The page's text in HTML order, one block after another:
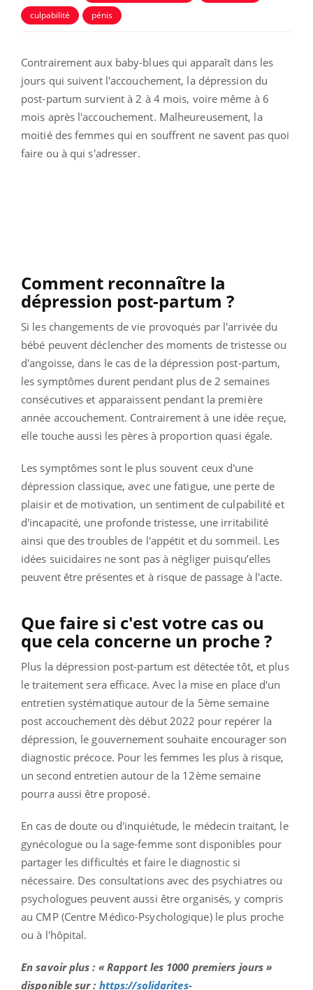
culpabilité
pénis
Contrairement aux baby-blues qui apparaît dans les
jours qui suivent l'accouchement, la dépression du
post-partum survient à 2 à 4 mois, voire même à 6
mois après l'accouchement. Malheureusement, la
moitié des femmes qui en souffrent ne savent pas quoi
faire ou à qui s'adresser.
Comment reconnaître la
dépression post-partum ?
Si les changements de vie provoqués par l'arrivée du
bébé peuvent déclencher des moments de tristesse ou
d'angoisse, dans le cas de la dépression post-partum,
les symptômes durent pendant plus de 2 semaines
consécutives et apparaissent pendant la première
année accouchement. Contrairement à une idée reçue,
elle touche aussi les pères à proportion quasi égale.
Les symptômes sont le plus souvent ceux d'une
dépression classique, avec une fatigue, une perte de
plaisir et de motivation, un sentiment de culpabilité et
d'incapacité, une profonde tristesse, une irritabilité
ainsi que des troubles de l'appétit et du sommeil. Les
idées suicidaires ne sont pas à négliger puisqu’elles
peuvent être présentes et à risque de passage à l'acte.
Que faire si c'est votre cas ou
que cela concerne un proche ?
Plus la dépression post-partum est détectée tôt, et plus
le traitement sera efficace. Avec la mise en place d'un
entretien systématique autour de la 5ème semaine
post accouchement dès début 2022 pour repérer la
dépression, le gouvernement souhaite encourager son
diagnostic précoce. Pour les femmes les plus à risque,
un second entretien autour de la 12ème semaine
pourra aussi être proposé.
En cas de doute ou d'inquiétude, le médecin traitant, le
gynécologue ou la sage-femme sont disponibles pour
partager les difficultés et faire le diagnostic si
nécessaire. Des consultations avec des psychiatres ou
psychologues peuvent aussi être organisés, y compris
au CMP (Centre Médico-Psychologique) le plus proche
ou à l'hôpital.
En savoir plus : « Rapport les 1000 premiers jours »
disponible sur : https://solidarites-